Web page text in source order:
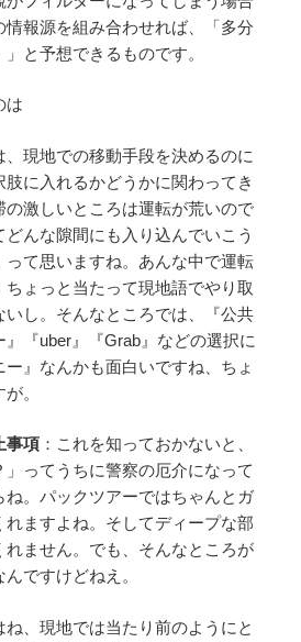
情報源を組み合わせれば、「多分
と予想できるものです。
は
、現地での移動手段を決めるのに
肢に入れるかどうかに関わってき
の激しいところは運転が荒いので
んな隙間にも入り込んでいこう
って思いますね。あんな中で運転
ょっと当たって現地語でやり取
いし。そんなところでは、『公共
『uber』『Grab』などの選択に
』なんかも面白いですね、ちょ
。
事項 ：これを知っておかないと、
」ってうちに警察の厄介になって
ね。パックツアーではちゃんとガ
れますよね。そしてディープな部
ません。でも、そんなところが
ですけどねえ。
ね、現地では当たり前のようにと